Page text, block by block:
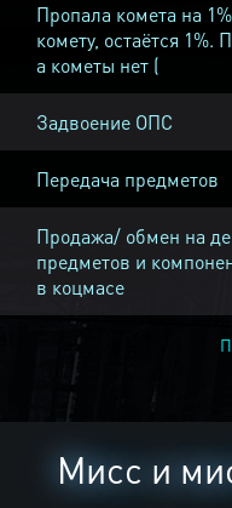
Пропала комета на
комету, остаётся
а кометы нет (
Задвоение ОПС
Передача предметов
Продажа/ обмен на
предметов и
в коцмасе
Мисс и